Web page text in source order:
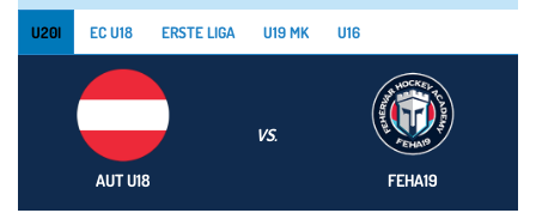
U20I EC U18 ERSTE LIGA U19 MK U16
AUT U18
VS.
FEHA19